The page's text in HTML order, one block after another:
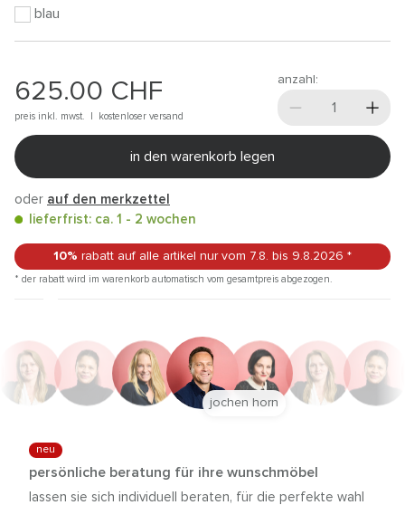
blau
625.00 CHF
preis inkl. mwst. | kostenloser versand
anzahl:
in den warenkorb legen
oder auf den merkzettel
lieferfrist: ca. 1 - 2 wochen
10% rabatt auf alle artikel nur vom 7.8. bis 9.8.2026 *
* der rabatt wird im warenkorb automatisch vom gesamtpreis abgezogen.
neu
persönliche beratung für ihre wunschmöbel
lassen sie sich individuell beraten, für die perfekte wahl
jochen horn